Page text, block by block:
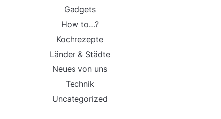
Gadgets
How to…?
Kochrezepte
Länder & Städte
Neues von uns
Technik
Uncategorized